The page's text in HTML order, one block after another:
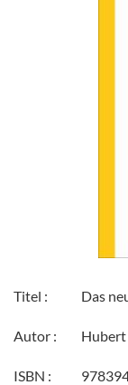
Titel : Das
Autor : Hubert
ISBN :